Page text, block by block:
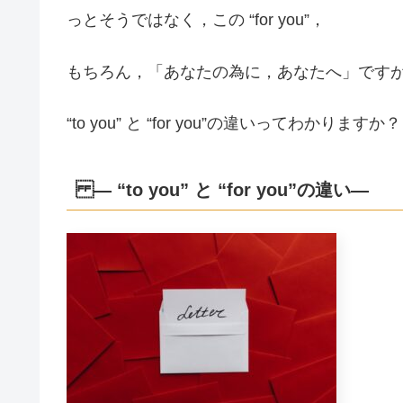
っとそうではなく，この “for you”，
もちろん，「あなたの為に，あなたへ」です
“to you” と “for you”の違いってわかりますか？
― “to you” と “for you”の違い―